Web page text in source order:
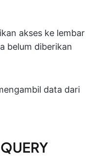
akses ke lembar
belum diberikan
data dari